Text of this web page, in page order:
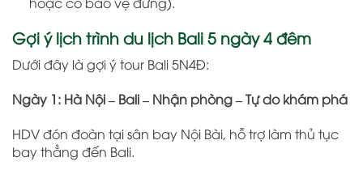
Gợi ý lịch trình du lịch Bali 5 ngày 4 đêm
Dưới đây là gợi ý tour Bali 5N4Đ:
Ngày 1: Hà Nội – Bali – Nhận phòng – Tự do khám phá
HDV đón đoàn tại sân bay Nội Bài, hỗ trợ làm thủ tục
bay thẳng đến Bali.